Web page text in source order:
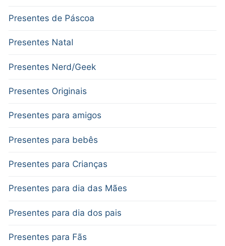
Presentes de Páscoa
Presentes Natal
Presentes Nerd/Geek
Presentes Originais
Presentes para amigos
Presentes para bebês
Presentes para Crianças
Presentes para dia das Mães
Presentes para dia dos pais
Presentes para Fãs